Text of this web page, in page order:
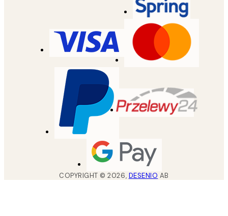
COPYRIGHT ©2026, DESENIO AB